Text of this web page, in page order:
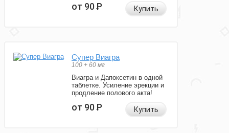
от 90Р Купить
Супер Виагра
100 + 60 мг
Виагра и Дапоксетин в одной
таблетке. Усиление эрекции и
продление полового акта!
от 90Р Купить